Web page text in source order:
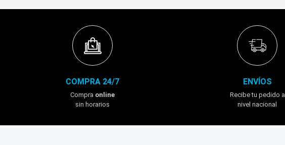
COMPRA 24/7
Compra online
sin horarios
ENVÍOS
Recibe tu pedido a
nivel nacional